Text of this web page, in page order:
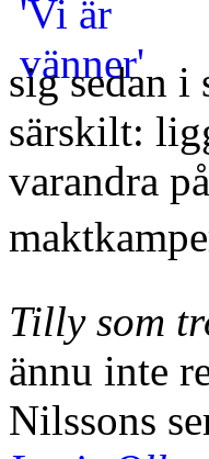
sig sedan i
särskilt:
varandra
Tilly som
ännu inte
Nilssons